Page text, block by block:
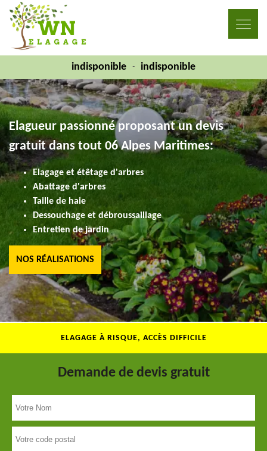
indisponible - indisponible
Elagueur passionné proposant un devis
gratuit dans tout 06 Alpes Maritimes:
Elagage et étêtage d'arbres
Abattage d'arbres
Taille de haie
Dessouchage et débroussaillage
Entretien de jardin
NOS RÉALISATIONS
ELAGAGE À RISQUE, ACCÈS DIFFICILE
Demande de devis gratuit